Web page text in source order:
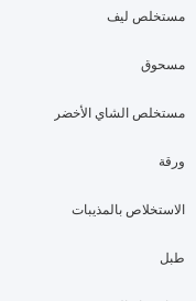
مستخلص ليف
مسحوق
مستخلص الشاي الأخضر
ورقة
الاستخلاص بالمذيبات
طبل